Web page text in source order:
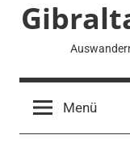
Menü